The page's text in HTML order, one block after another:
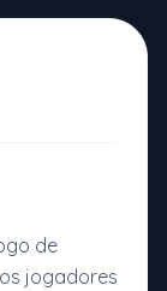
de
jogadores